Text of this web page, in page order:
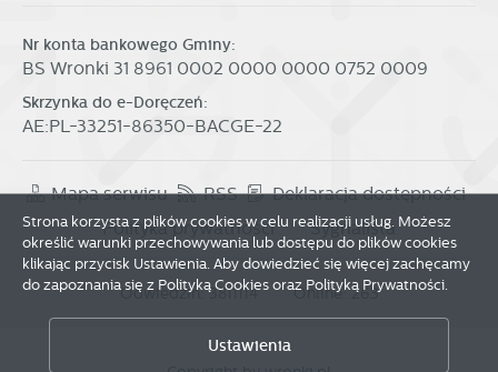
Nr konta bankowego Gminy:
BS Wronki 31 8961 0002 0000 0000 0752 0009
Skrzynka do e-Doręczeń:
AE:PL-33251-86350-BACGE-22
Mapa serwisu RSS
Deklaracja dostępności
Polityka prywatności
Sygnalista
Odwiedzin: 3811114 Online: 263
Strona korzysta z plików cookies w celu realizacji usług. Możesz
określić warunki przechowywania lub dostępu do plików cookies
klikając przycisk Ustawienia. Aby dowiedzieć się więcej zachęcamy
do zapoznania się z Polityką Cookies oraz Polityką Prywatności.
Ustawienia